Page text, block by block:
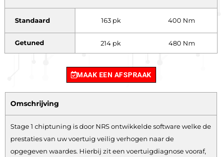
Standaard 163 pk 400 Nm
Getuned 214 pk 480 Nm
MAAK EEN AFSPRAAK
Omschrijving
Stage 1 chiptuning is door NRS ontwikkelde software welke de
prestaties van uw voertuig veilig verhogen naar de
opgegeven waardes. Hierbij zit een voertuigdiagnose vooraf,